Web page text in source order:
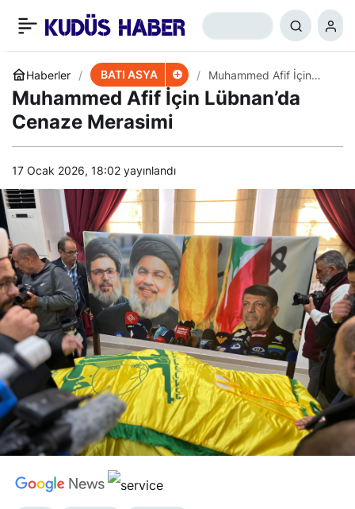
Haberler BATI ASYA
Muhammed Afif İçin
Lübnan’da Cenaze
Merasimi
Muhammed Afif İçin Lübnan’da
Cenaze Merasimi
17 Ocak 2026, 18:02 yayınlandı
İsrail, Gazze’de Ağır
Kayıplar Veriyor
+ 0 Paylaş